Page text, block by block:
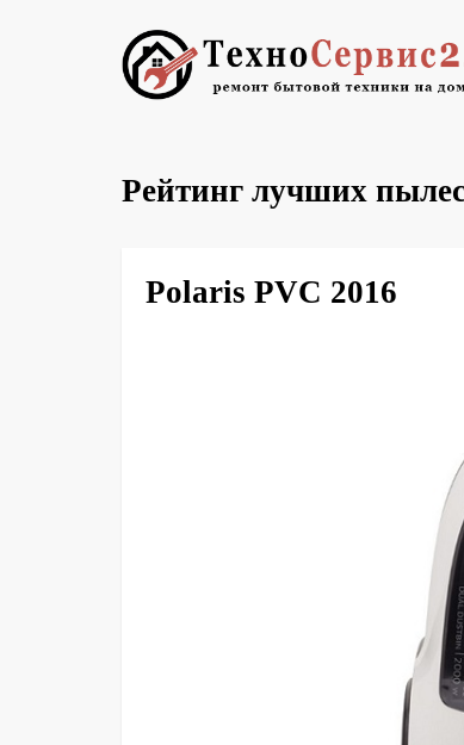
Рейтинг лучших
Polaris PVC 2016